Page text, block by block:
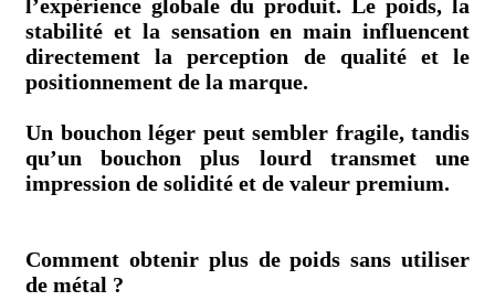
l’expérience globale du produit. Le poids, la
stabilité et la sensation en main influencent
directement la perception de qualité et le
positionnement de la marque.
Un bouchon léger peut sembler fragile, tandis
qu’un bouchon plus lourd transmet une
impression de solidité et de valeur premium.
Comment obtenir plus de poids sans utiliser
de métal ?